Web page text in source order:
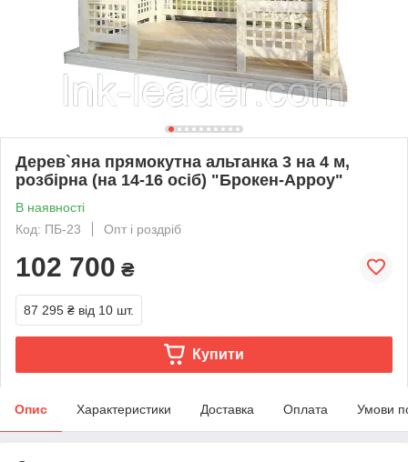
Дерев`яна прямокутна альтанка 3 на 4 м,
розбірна (на 14-16 осіб) "Брокен-Арроу"
В наявності
Код: ПБ-23
Опт і роздріб
102 700 ₴
87 295 ₴ від 10 шт.
Купити
Опис Характеристики Доставка Оплата Умови